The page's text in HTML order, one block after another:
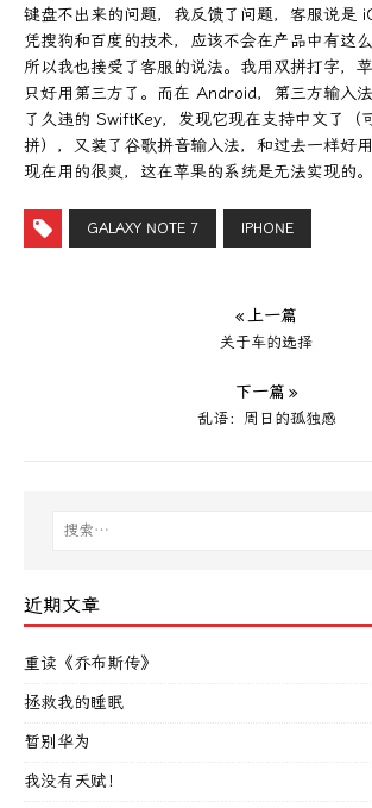
键盘不出来的问题，我反馈了问题，客服说是
凭搜狗和百度的技术，应该不会在产品中有这
所以我也接受了客服的说法。我用双拼打字，
只好用第三方了。而在 Android，第三方输入
了久违的 SwiftKey，发现它现在支持中文了（
拼），又装了谷歌拼音输入法，和过去一样好
现在用的很爽，这在苹果的系统是无法实现的。
GALAXY NOTE 7 IPHONE
« 上一篇
关于车的选择
下一篇 »
乱语：周日的孤独感
近期文章
重读《乔布斯传》
拯救我的睡眠
暂别华为
我没有天赋！